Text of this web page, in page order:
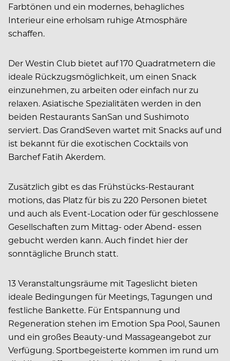
Farbtönen und ein modernes, behagliches
Interieur eine erholsam ruhige Atmosphäre
schaffen.
Der Westin Club bietet auf 170 Quadratmetern die
ideale Rückzugsmöglichkeit, um einen Snack
einzunehmen, zu arbeiten oder einfach nur zu
relaxen. Asiatische Spezialitäten werden in den
beiden Restaurants SanSan und Sushimoto
serviert. Das GrandSeven wartet mit Snacks auf und
ist bekannt für die exotischen Cocktails von
Barchef Fatih Akerdem.
Zusätzlich gibt es das Frühstücks-Restaurant
motions, das Platz für bis zu 220 Personen bietet
und auch als Event-Location oder für geschlossene
Gesellschaften zum Mittag- oder Abend- essen
gebucht werden kann. Auch findet hier der
sonntägliche Brunch statt.
13 Veranstaltungsräume mit Tageslicht bieten
ideale Bedingungen für Meetings, Tagungen und
festliche Bankette. Für Entspannung und
Regeneration stehen im Emotion Spa Pool, Saunen
und ein großes Beauty-und Massageangebot zur
Verfügung. Sportbegeisterte kommen im rund um